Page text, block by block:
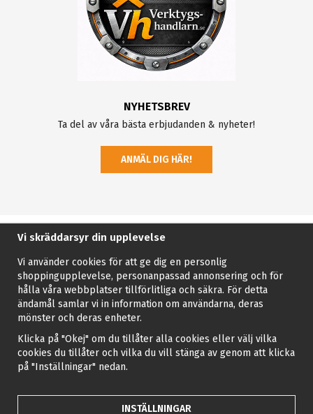
NYHETSBREV
Ta del av våra bästa erbjudanden & nyheter!
ANMÄL DIG HÄR!
Vi skräddarsyr din upplevelse
Vi använder cookies för att ge dig en personlig
shoppingupplevelse, personanpassad annonsering och för
hålla våra webbplatser tillförlitliga och säkra. För detta
ändamål samlar vi in information om användarna, deras
mönster och deras enheter.
Klicka på "Okej" om du tillåter alla cookies eller välj vilka
cookies du tillåter och vilka du vill stänga av genom att klicka
på "Inställningar" nedan.
INSTÄLLNINGAR